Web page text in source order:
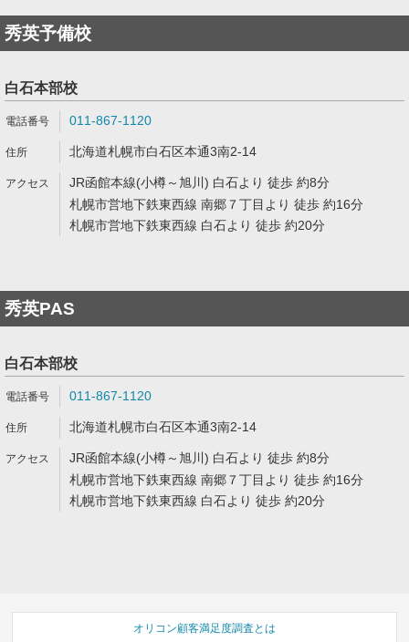
秀英予備校
白石本部校
011-867-1120
北海道札幌市白石区本通3南2-14
JR函館本線(小樽～旭川) 白石より 徒歩 約8分
札幌市営地下鉄東西線 南郷７丁目より 徒歩 約16分
札幌市営地下鉄東西線 白石より 徒歩 約20分
秀英PAS
白石本部校
011-867-1120
北海道札幌市白石区本通3南2-14
JR函館本線(小樽～旭川) 白石より 徒歩 約8分
札幌市営地下鉄東西線 南郷７丁目より 徒歩 約16分
札幌市営地下鉄東西線 白石より 徒歩 約20分
オリコン顧客満足度調査とは